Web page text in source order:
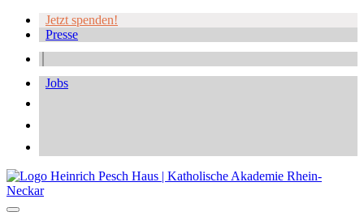
Jetzt spenden!
Presse
Jobs